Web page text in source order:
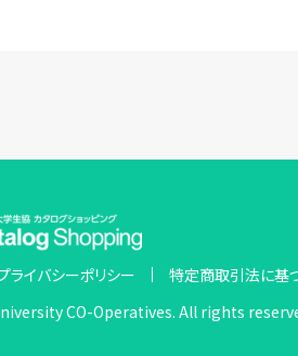
ライバシーポリシー
特定商取引法に基
CO-Operatives. All rights